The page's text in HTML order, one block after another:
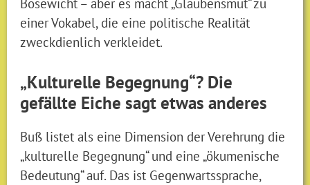
einer Vokabel, die eine politische Realität
zweckdienlich verkleidet.
„Kulturelle Begegnung“? Die
gefällte Eiche sagt etwas anderes
Buß listet als eine Dimension der Verehrung die
„kulturelle Begegnung“ und eine „ökumenische
Bedeutung“ auf. Das ist Gegenwartssprache,